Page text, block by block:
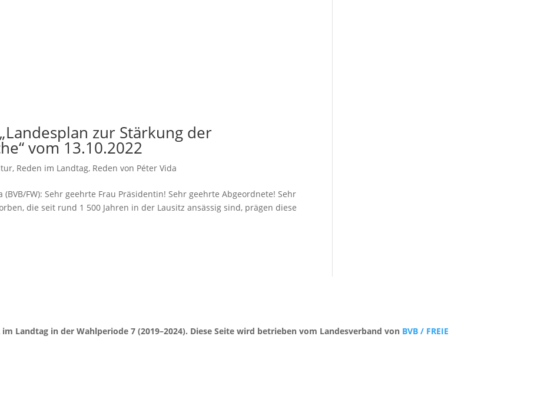
zur Stärkung der
vom 13.10.2022
, Reden im Landtag, Reden von Péter Vida
FW): Sehr geehrte Frau Präsidentin! Sehr geehrte Abgeordnete! Sehr
die seit rund 1 500 Jahren in der Lausitz ansässig sind, prägen diese
im Landtag in der Wahlperiode 7 (2019–2024). Diese Seite wird betrieben vom Landesverband von BVB / FREIE